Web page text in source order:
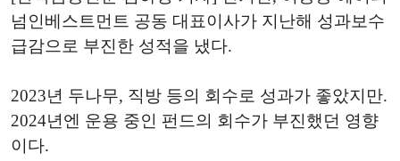
넘인베스트먼트 공동 대표이사가 지난해 성과보수
급감으로 부진한 성적을 냈다.
2023년 두나무, 직방 등의 회수로 성과가 좋았지만.
2024년엔 운용 중인 펀드의 회수가 부진했던 영향
이다.